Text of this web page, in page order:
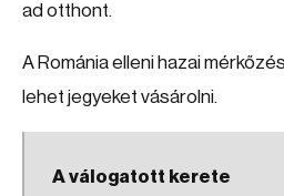
ad otthont.
A Románia elleni hazai
lehet jegyeket vásárolni.
A válogatott kerete